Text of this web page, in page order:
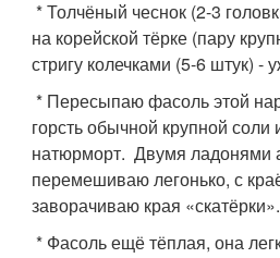
* Толчёный чеснок (2-3
на корейской тёрке (пару
стригу колечками (5-6 штук) -
* Пересыпаю фасоль этой
горсть обычной крупной
натюрморт. Двумя ладонями
перемешиваю легонько, с
заворачиваю края «скатёрки».
* Фасоль ещё тёплая, она